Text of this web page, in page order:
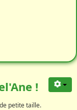
!
petite taille.